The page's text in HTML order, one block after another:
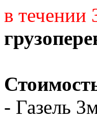
в течении
- Газель